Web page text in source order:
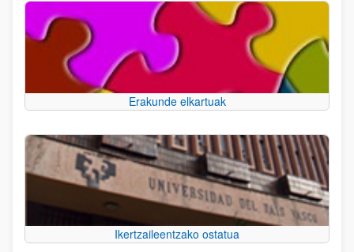
Erakunde elkartuak
Ikertzaileentzako ostatua